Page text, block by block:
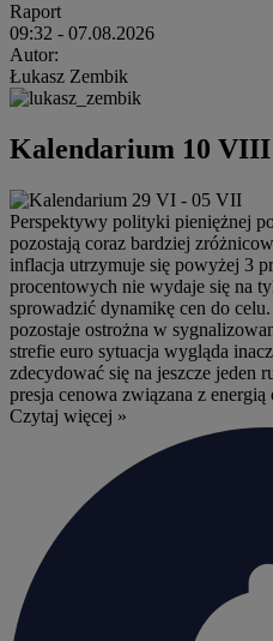
Raport
09:32 - 07.08.2026
Autor:
Łukasz Zembik
Kalendarium 10
Perspektywy polityki pieniężnej
pozostają coraz bardziej
inflacja utrzymuje się powyżej 3
procentowych nie wydaje się na
sprowadzić dynamikę cen do
pozostaje ostrożna w
strefie euro sytuacja wygląda
zdecydować się na jeszcze jeden
presja cenowa związana z energią
Czytaj więcej »